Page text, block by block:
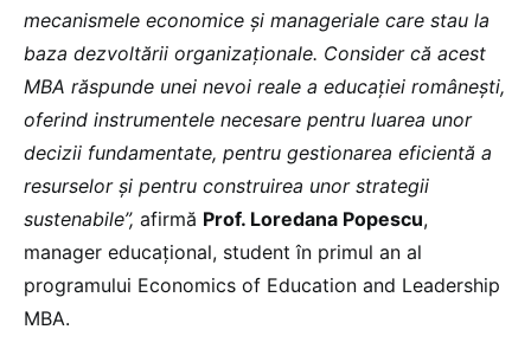
mecanismele economice și manageriale care stau la
baza dezvoltării organizaționale. Consider că acest
MBA răspunde unei nevoi reale a educației românești,
oferind instrumentele necesare pentru luarea unor
decizii fundamentate, pentru gestionarea eficientă a
resurselor și pentru construirea unor strategii
sustenabile”, afirmă Prof. Loredana Popescu,
manager educaţional, student în primul an al
programului Economics of Education and Leadership
MBA.